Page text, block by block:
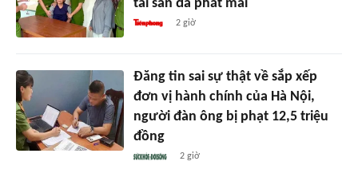
tài sản đã phát mãi
2 giờ
Đăng tin sai sự thật về sắp xếp
đơn vị hành chính của Hà Nội,
người đàn ông bị phạt 12,5 triệu
đồng
2 giờ